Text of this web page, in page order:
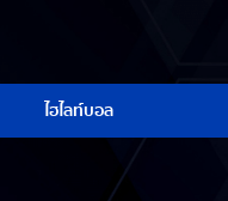
ไฮไลท์บอล